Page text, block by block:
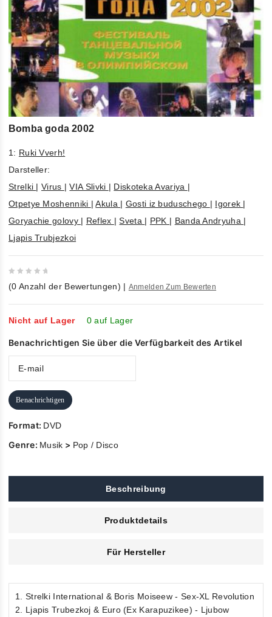
Bomba goda 2002
1: Ruki Vverh!
Darsteller:
Strelki |Virus |VIA Slivki | Diskoteka Avariya |
Otpetye Moshenniki |Akula | Gosti iz buduschego | Igorek |
Goryachie golovy | Reflex |Sveta | PPK | Banda Andryuha |
Ljapis Trubjezkoi
out
of
5
(0 Anzahl der Bewertungen) | Anmelden Zum Bewerten
Nicht auf Lager 0 auf Lager
Benachrichtigen Sie über die Verfügbarkeit des Artikel
Benachrichtigen
Format: DVD
Genre: Musik > Pop / Disco
Beschreibung
Produktdetails
Für Hersteller
1. Strelki International & Boris Moiseew - Sex-XL Revolution
2. Ljapis Trubezkoj & Euro (Ex Karapuzikee) - Ljubow